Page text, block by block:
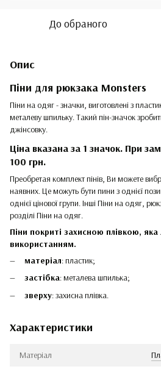
До обраного
Опис
Піни для рюкзака Monsters
Піни на одяг - значки, виготовлені з
металеву шпильку. Такий пін-значок
джінсовку.
Ціна вказана за 1 значок. При
100 грн.
Преобретая комплект пінів, Ви можете
наявних. Це можуть бути пини з однієї
однієї цінової групи. Інші Піни на одяг,
розділі Піни на одяг.
Піни покриті захисною плівкою,
використанням.
матеріал: пластик;
застібка: металева шпилька;
зверху: захисна плівка.
Характеристики
Матеріал